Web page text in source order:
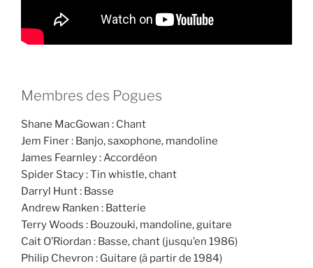
Membres des Pogues
Shane MacGowan : Chant
Jem Finer : Banjo, saxophone, mandoline
James Fearnley : Accordéon
Spider Stacy : Tin whistle, chant
Darryl Hunt : Basse
Andrew Ranken : Batterie
Terry Woods : Bouzouki, mandoline, guitare
Cait O’Riordan : Basse, chant (jusqu’en 1986)
Philip Chevron : Guitare (à partir de 1984)